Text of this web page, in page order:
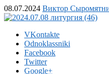
08.07.2024 Виктор
VKontakte
Odnoklassniki
Facebook
Twitter
Google+